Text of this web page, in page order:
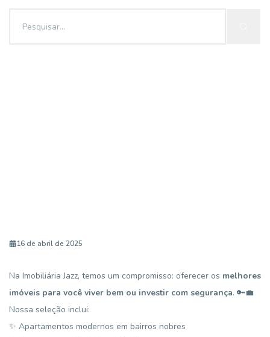
16 de abril de 2025
Na Imobiliária Jazz, temos um compromisso: oferecer os melhores
imóveis para você viver bem ou investir com segurança. 🔑💼
Nossa seleção inclui:
✨ Apartamentos modernos em bairros nobres